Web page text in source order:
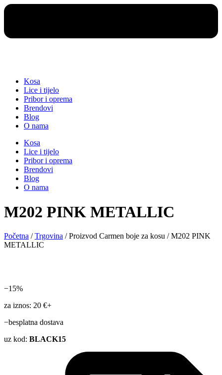
Kosa
Lice i tijelo
Pribor i oprema
Brendovi
Blog
O nama
Kosa
Lice i tijelo
Pribor i oprema
Brendovi
Blog
O nama
M202 PINK METALLIC
Početna /Trgovina / Proizvod Carmen boje za kosu / M202 PINK
METALLIC
−15%
za iznos: 20 €+
−besplatna dostava
uz kod: BLACK15